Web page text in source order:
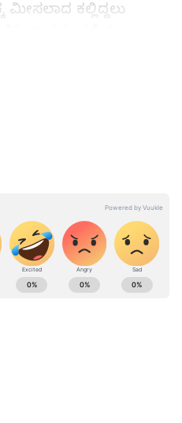
ಮೀಸಲಾದ ಕಲ್ಲಿದ್ದಲು
ಮುಖ್ಯಮಂತ್ರಿಗಳು
ಇಂಧನದ ಸಮರ್ಥ
ಸ್ಟೋರೇಜ್ ಸಿಸ್ಟಮ್‌ಗಳು
(PSPs)